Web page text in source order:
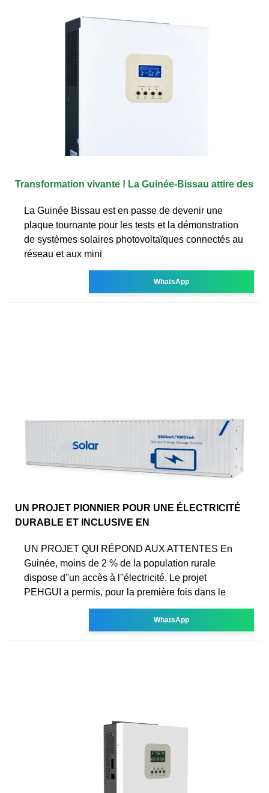
Transformation vivante ! La Guinée-Bissau attire des
La Guinée Bissau est en passe de devenir une
plaque tournante pour les tests et la démonstration
de systèmes solaires photovoltaïques connectés au
réseau et aux mini
WhatsApp
UN PROJET PIONNIER POUR UNE ÉLECTRICITÉ
DURABLE ET INCLUSIVE EN
UN PROJET QUI RÉPOND AUX ATTENTES En
Guinée, moins de 2 % de la population rurale
dispose d''un accès à l''électricité. Le projet
PEHGUI a permis, pour la première fois dans le
WhatsApp